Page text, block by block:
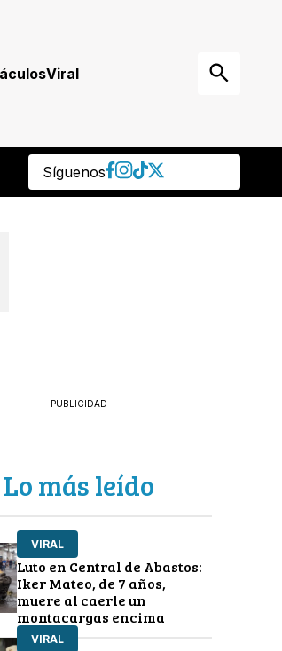
Viral
Tras muerte de jirafa, rehabilitarán su hábitat
Síguenos
PUBLICIDAD
Lo más leído
VIRAL
Luto en Central de Abastos:
Iker Mateo, de 7 años,
muere al caerle un
montacargas encima
VIRAL